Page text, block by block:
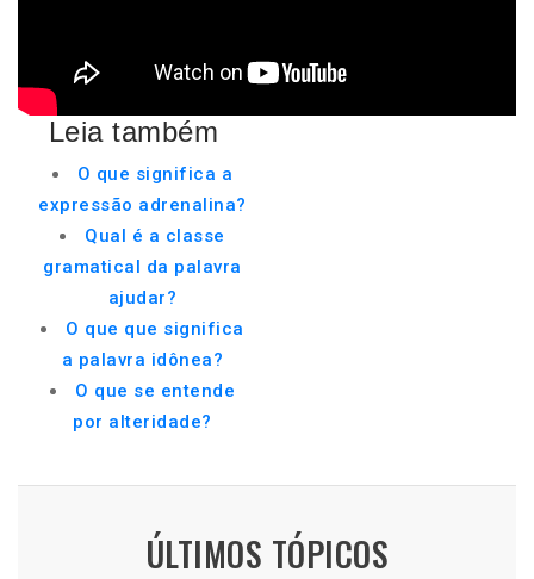
Leia também
O que significa a
expressão adrenalina?
Qual é a classe
gramatical da palavra
ajudar?
O que que significa
a palavra idônea?
O que se entende
por alteridade?
ÚLTIMOS TÓPICOS